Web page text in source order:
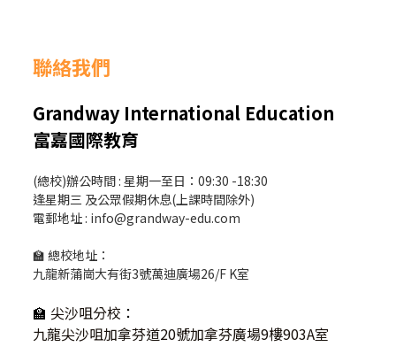
聯絡我們
Grandway International Education
富嘉國際教育
(總校)辦公時間 : 星期一至日：09:30 -18:30
逢星期三 及公眾假期休息(上課時間除外)
電郵地址 : info@grandway-edu.com
🏫 總校地址：
九龍新蒲崗大有街3號萬迪廣場26/F K室
🏫 尖沙咀分校 ：
九龍尖沙咀加拿芬道20號加拿芬廣場9樓903A室